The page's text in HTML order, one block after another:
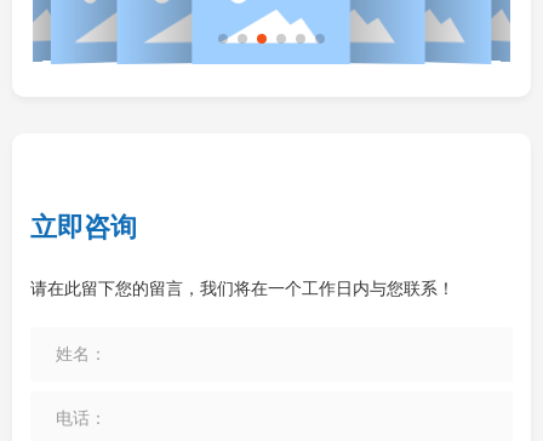
立即咨询
请在此留下您的留言，我们将在一个工作日内与您联系！